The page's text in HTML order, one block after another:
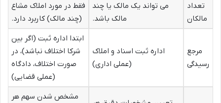
تعداد
مالکان
می تواند یک مالک یا چند
مالک باشد.
فقط در مورد املاک مشاع
(چند مالک) کاربرد دارد.
مرجع
رسیدگی
اداره ثبت اسناد و املاک
(عملی اداری)
ابتدا اداره ثبت (اگر بین
شرکا اختلاف نباشد)، در
صورت اختلاف، دادگاه
(عملی قضایی)
مشخص شدن سهم هر